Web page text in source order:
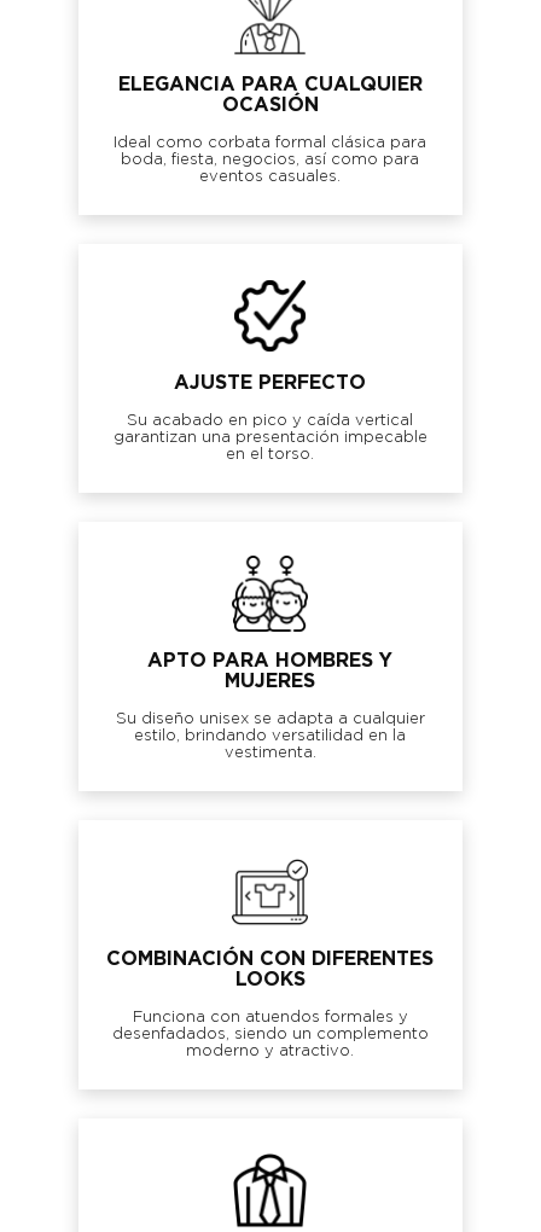
ELEGANCIA PARA CUALQUIER
OCASIÓN
Ideal como corbata formal clásica para
boda, fiesta, negocios, así como para
eventos casuales.
AJUSTE PERFECTO
Su acabado en pico y caída vertical
garantizan una presentación impecable
en el torso.
APTO PARA HOMBRES Y
MUJERES
Su diseño unisex se adapta a cualquier
estilo, brindando versatilidad en la
vestimenta.
COMBINACIÓN CON DIFERENTES
LOOKS
Funciona con atuendos formales y
desenfadados, siendo un complemento
moderno y atractivo.